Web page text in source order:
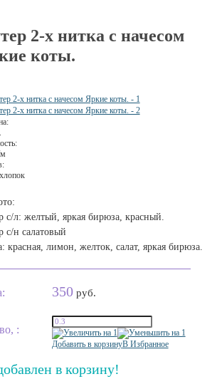
2-х нитка с начесом
коты.
с/л: желтый, яркая бирюза, красный.
с/н салатовый
красная, лимон, желток, салат, яркая бирюза.
350руб.
:
Добавить в корзинуВ Избранное
в корзину!